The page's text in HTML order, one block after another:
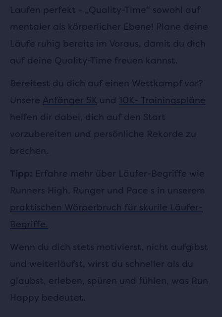
Laufen perfekt - „Quality-Time“ sowohl auf
mentaler als körperlicher Ebene! Plane deine
Läufe ruhig bereits im Voraus, damit du dich
auf deine Quality-Time freuen kannst.
Bereitest du dich auf einen Wettkampf vor?
Unsere Anfänger 5K und 10K- Trainingspläne
helfen dir dabei, dich auf den Start
vorzubereiten und persönliche Rekorde zu
brechen.
Tipp: Erfahre mehr über Läufer-Begriffe wie
Runners High, Runger und Pace s in unserem
praktischen Wörperbruch für skurile Läufer-
Begriffe.
Wenn du dich stets motivierst, nicht aufgibst
und weiterläufst, wirst du schneller als du
glaubst, erleben, spüren und fühlen, was Run
Happy bedeutet.